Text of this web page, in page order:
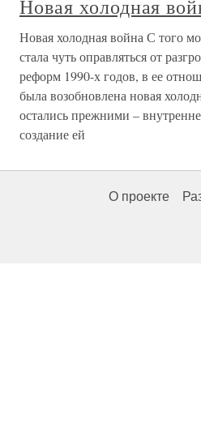
Новая холодная
Новая холодная война С того
стала чуть оправляться от
реформ 1990-х годов, в ее
была возобновлена новая
остались прежними –
создание ей
О проекте